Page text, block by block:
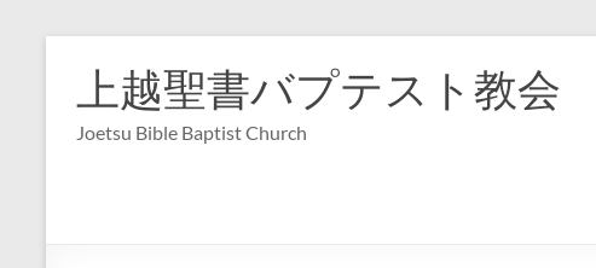
上越聖書バプテスト教会
Joetsu Bible Baptist Church